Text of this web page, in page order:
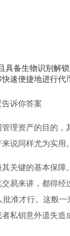
具备生物识别解
速便捷地进行
诉你答案
理资产的目的
说同样尤为实用。
关键的基本保
易来讲，都得经
准才行。这般
私钥意外遗失